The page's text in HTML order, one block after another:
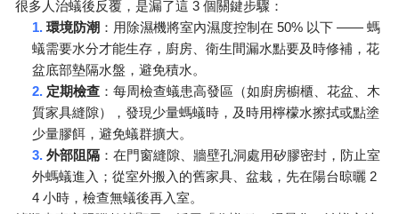
很多人治蟻後反覆，是漏了這 3個關鍵步驟：
1.環境防潮 ：用除濕機將室內濕度控制在 50% 以下——螞
蟻需要水分才能生存，廚房、衛生間漏水點要及時修補，花
盆底部墊隔水盤，避免積水。
2. 定期檢查 ：每周檢查蟻患高發區（如廚房櫥櫃、花盆、木
質家具縫隙），發現少量螞蟻時，及時用檸檬水擦拭或點塗
少量膠餌，避免蟻群擴大。
3.外部阻隔 ：在門窗縫隙、牆壁孔洞處用矽膠密封，防止室
外螞蟻進入；從室外搬入的舊家具、盆栽，先在陽台晾曬 2
4小時，檢查無蟻後再入室。